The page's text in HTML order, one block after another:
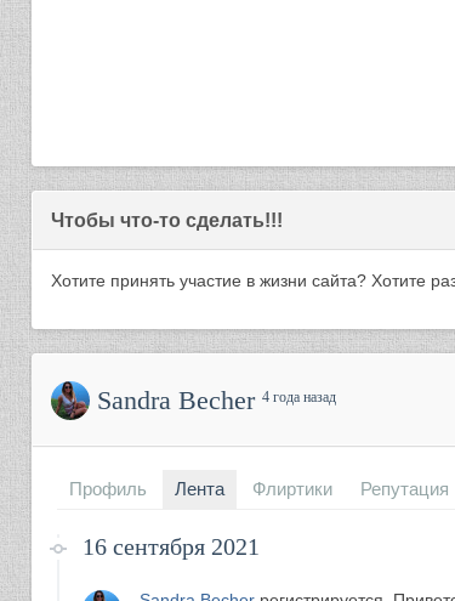
Чтобы что-то сделать!!!
Хотите принять участие в жизни сайта? Хотите
Sandra Becher 4 года назад
Профиль Лента Флиртики Репутация
16 сентября 2021